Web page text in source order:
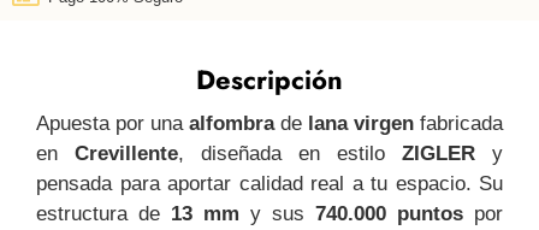
Descripción
Apuesta por una alfombrade lana virgen fabricada
en Crevillente, diseñada en estilo ZIGLER y
pensada para aportar calidad real a tu espacio. Su
estructura de 13 mm y sus 740.000 puntos por